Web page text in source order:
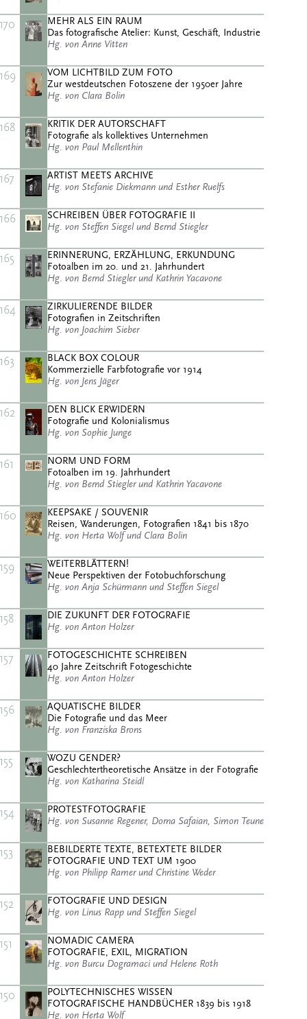
170
MEHR ALS EIN RAUM
Das fotografische Atelier: Kunst, Geschäft, Industrie
Hg. von Anne Vitten
169
VOM LICHTBILD ZUM FOTO
Zur westdeutschen Fotoszene der 1950er Jahre
Hg. von Clara Bolin
168
KRITIK DER AUTORSCHAFT
Fotografie als kollektives Unternehmen
Hg. von Paul Mellenthin
167
ARTIST MEETS ARCHIVE
Hg. von Stefanie Diekmann und Esther Ruelfs
166
SCHREIBEN ÜBER FOTOGRAFIE II
Hg. von Steffen Siegel und Bernd Stiegler
165
ERINNERUNG, ERZÄHLUNG, ERKUNDUNG
Fotoalben im 20. und 21. Jahrhundert
Hg. von Bernd Stiegler und Kathrin Yacavone
164
ZIRKULIERENDE BILDER
Fotografien in Zeitschriften
Hg. von Joachim Sieber
163
BLACK BOX COLOUR
Kommerzielle Farbfotografie vor 1914
Hg. von Jens Jäger
162
DEN BLICK ERWIDERN
Fotografie und Kolonialismus
Hg. von Sophie Junge
161
NORM UND FORM
Fotoalben im 19. Jahrhundert
Hg. von Bernd Stiegler und Kathrin Yacavone
160
KEEPSAKE / SOUVENIR
Reisen, Wanderungen, Fotografien 1841 bis 1870
Hg. von Herta Wolf und Clara Bolin
159
WEITERBLÄTTERN!
Neue Perspektiven der Fotobuchforschung
Hg. von Anja Schürmann und Steffen Siegel
158
DIE ZUKUNFT DER FOTOGRAFIE
Hg. von Anton Holzer
157
FOTOGESCHICHTE SCHREIBEN
40 Jahre Zeitschrift Fotogeschichte
Hg. von Anton Holzer
156
AQUATISCHE BILDER
Die Fotografie und das Meer
Hg. von Franziska Brons
155
WOZU GENDER?
Geschlechtertheoretische Ansätze in der Fotografie
Hg. von Katharina Steidl
154
PROTESTFOTOGRAFIE
Hg. von Susanne Regener, Dorna Safaian, Simon Teune
153
BEBILDERTE TEXTE, BETEXTETE BILDER
FOTOGRAFIE UND TEXT UM 1900
Hg. von Philipp Ramer und Christine Weder
152
FOTOGRAFIE UND DESIGN
Hg. von Linus Rapp und Steffen Siegel
151
NOMADIC CAMERA
FOTOGRAFIE, EXIL, MIGRATION
Hg. von Burcu Dogramaci und Helene Roth
150
POLYTECHNISCHES WISSEN
FOTOGRAFISCHE HANDBÜCHER 1839 bis 1918
Hg. von Herta Wolf